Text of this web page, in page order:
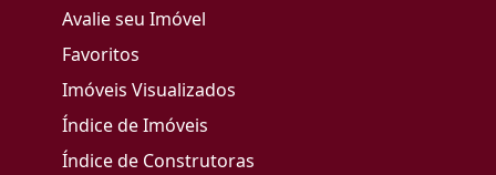
Avalie seu Imóvel
Favoritos
Imóveis Visualizados
Índice de Imóveis
Índice de Construtoras